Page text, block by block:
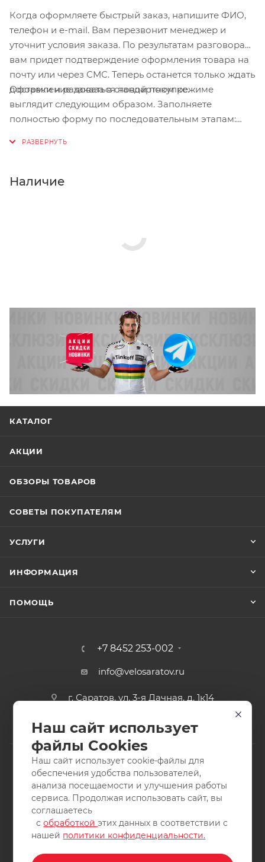
Когда оформляете быстрый заказ, напишите ФИО,
телефон и e-mail. Вам перезвонит менеджер и
уточнит условия заказа. По результатам разговора
вам придет подтверждение оформления товара на
почту или через СМС. Теперь останется только ждать
доставки и радоваться новой покупке.
Оформление заказа в стандартном режиме
выглядит следующим образом. Заполняете
полностью форму по последовательным этапам:
Нажмите кнопку «Оформить заказ».
Наличие
КАТАЛОГ
АКЦИИ
ОБЗОРЫ ТОВАРОВ
СОВЕТЫ ПОКУПАТЕЛЯМ
УСЛУГИ
ИНФОРМАЦИЯ
ПОМОЩЬ
+7 8452 253-002
info@velosaratov.ru
г. Саратов, ул. 3-я Дачная, д. 1к14
2011-2026 © интернет-магазин спортивных товаров
ВелоСаратов. Не является публичной офертой. Все права
защищены. Заимствование материалов и фотографий
запрещено.
Наш сайт использует
файлы Cookies
Наш сайт использует cookie-файлы для
обеспечения удобства пользователей,
анализа посещаемости и улучшения работы
сервиса. Продолжая использовать сайт, вы
соглашаетесь
собработкойэтих данных в соответствии с
нашей политики конфиденциальности.